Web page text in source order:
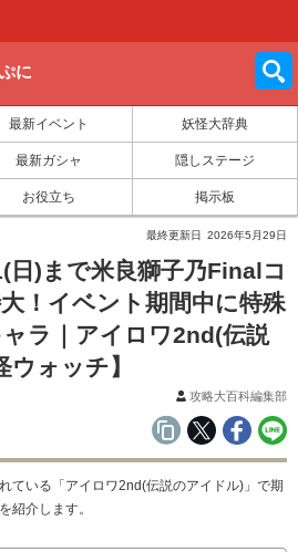
に
最新イベント 妖怪大辞典
最新ガシャ 隠しステージ
お役立ち 掲示板
最終更新日 2026年5月29日
日)まで米良獅子乃Finalコ
！イベント期間中に特殊
ラ｜アイロワ2nd(伝説
ォッチ】
攻略大百科編集部
ている「アイロワ2nd(伝説のアイドル)」で期
紹介します。